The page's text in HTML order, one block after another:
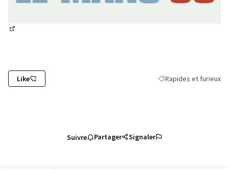
Like Filtrer les résultats de
Rapides et furieux
Suivre Partager Signaler